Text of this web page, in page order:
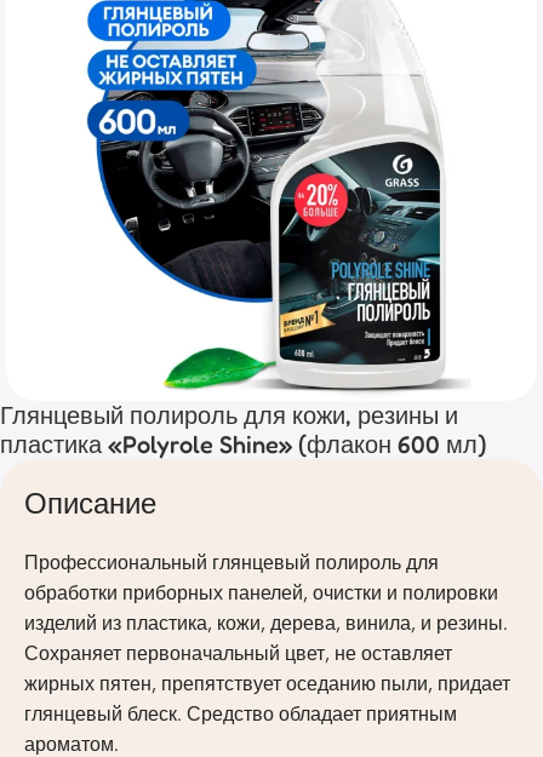
Глянцевый полироль для кожи, резины и
пластика «Polyrole Shine» (флакон 600 мл)
Описание
Профессиональный глянцевый полироль для
обработки приборных панелей, очистки и полировки
изделий из пластика, кожи, дерева, винила, и резины.
Сохраняет первоначальный цвет, не оставляет
жирных пятен, препятствует оседанию пыли, придает
глянцевый блеск. Средство обладает приятным
ароматом.